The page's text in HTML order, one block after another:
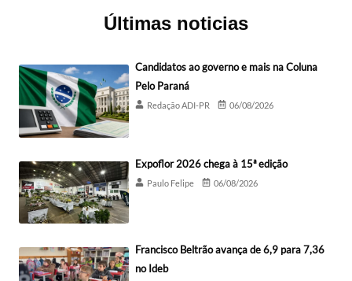
Últimas noticias
Candidatos ao governo e mais na Coluna
Pelo Paraná
Redação ADI-PR 06/08/2026
Expoflor 2026 chega à 15ª edição
Paulo Felipe 06/08/2026
Francisco Beltrão avança de 6,9 para 7,36
no Ideb